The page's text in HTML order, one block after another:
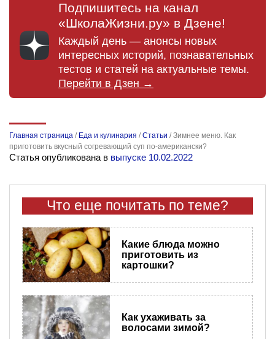
Подпишитесь на канал
«ШколаЖизни.ру» в Дзене!
Каждый день — анонсы новых
интересных историй, познавательных
тестов и статей на актуальные темы.
Перейти в Дзен →
Главная страница / Еда и кулинария /Статьи /Зимнее меню. Как
приготовить вкусный согревающий суп по-американски?
Статья опубликована в выпуске 10.02.2022
Что еще почитать по теме?
Какие блюда можно
приготовить из
картошки?
Как ухаживать за
волосами зимой?